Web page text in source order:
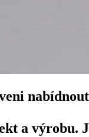
a výrobu.